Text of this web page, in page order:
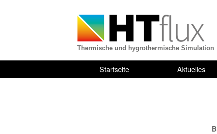
Startseite Aktuelles
Thermische und hygrothermische Simulation